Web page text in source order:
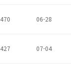
470 06-28
427 07-04